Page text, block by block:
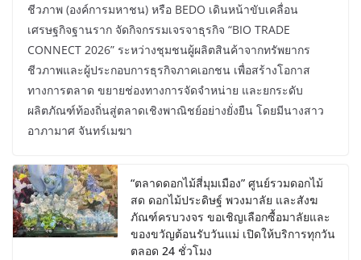
ชีวภาพ (องค์การมหาชน) หรือ BEDO เดินหน้าขับเคลื่อน
เศรษฐกิจฐานราก จัดกิจกรรมเจรจาธุรกิจ “BIO TRADE
CONNECT 2026” ระหว่างชุมชนผู้ผลิตสินค้าจากทรัพยากร
ชีวภาพและผู้ประกอบการธุรกิจภาคเอกชน เพื่อสร้างโอกาส
ทางการตลาด ขยายช่องทางการจัดจำหน่าย และยกระดับ
ผลิตภัณฑ์ท้องถิ่นสู่ตลาดเชิงพาณิชย์อย่างยั่งยืน โดยมีนางสาว
อาภามาศ จันทร์เมฆา
“ตลาดดอกไม้สี่มุมเมือง” ศูนย์รวมดอกไม้
สด ดอกไม้ประดิษฐ์ พวงมาลัย และสังฆ
ภัณฑ์ครบวงจร ขอเชิญเลือกซื้อมาลัยและ
ของขวัญต้อนรับวันแม่ เปิดให้บริการทุกวัน
ตลอด 24 ชั่วโมง